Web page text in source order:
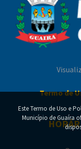
Treinamento orienta produtores e
sobre o combate às formigas
Beneficiários do Bolsa Família e do
regularizar identificação
Termo de
Este Termo de Uso e
Município de Guaíra